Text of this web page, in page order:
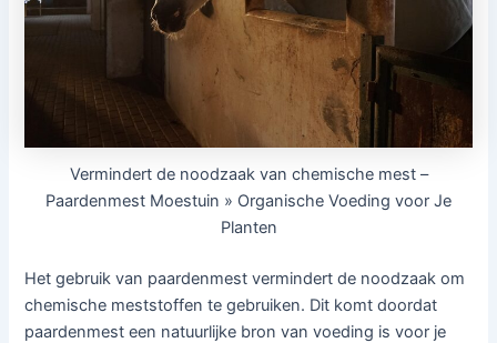
Vermindert de noodzaak van chemische mest –
Paardenmest Moestuin » Organische Voeding voor Je
Planten
Het gebruik van paardenmest vermindert de noodzaak om
chemische meststoffen te gebruiken. Dit komt doordat
paardenmest een natuurlijke bron van voeding is voor je